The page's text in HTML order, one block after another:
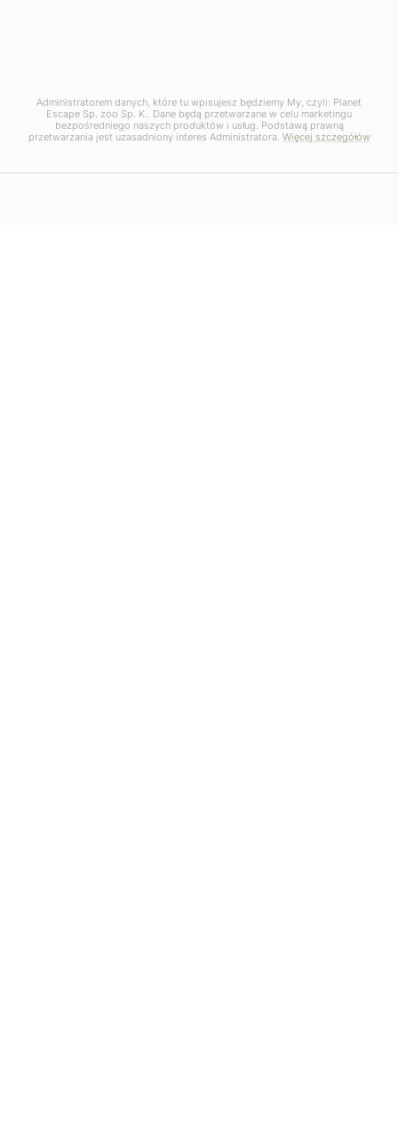
Administratorem danych, które tu wpisujesz będziemy My, czyli: Planet
Escape Sp. zoo Sp. K.. Dane będą przetwarzane w celu marketingu
bezpośredniego naszych produktów i usług. Podstawą prawną
przetwarzania jest uzasadniony interes Administratora. Więcej szczegółów